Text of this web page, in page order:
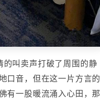
的叫卖声打破了周围的静
口音，但在这一片方言的
有一股暖流涌入心田，那